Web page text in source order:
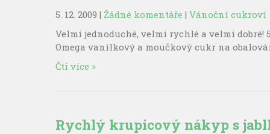
5. 12. 2009 | Žádné komentáře | Vánoční cukroví
Velmi jednoduché, velmi rychlé a velmi dobré!
Omega vanilkový a moučkový cukr na
Čti více »
Rychlý krupicový nákyp s